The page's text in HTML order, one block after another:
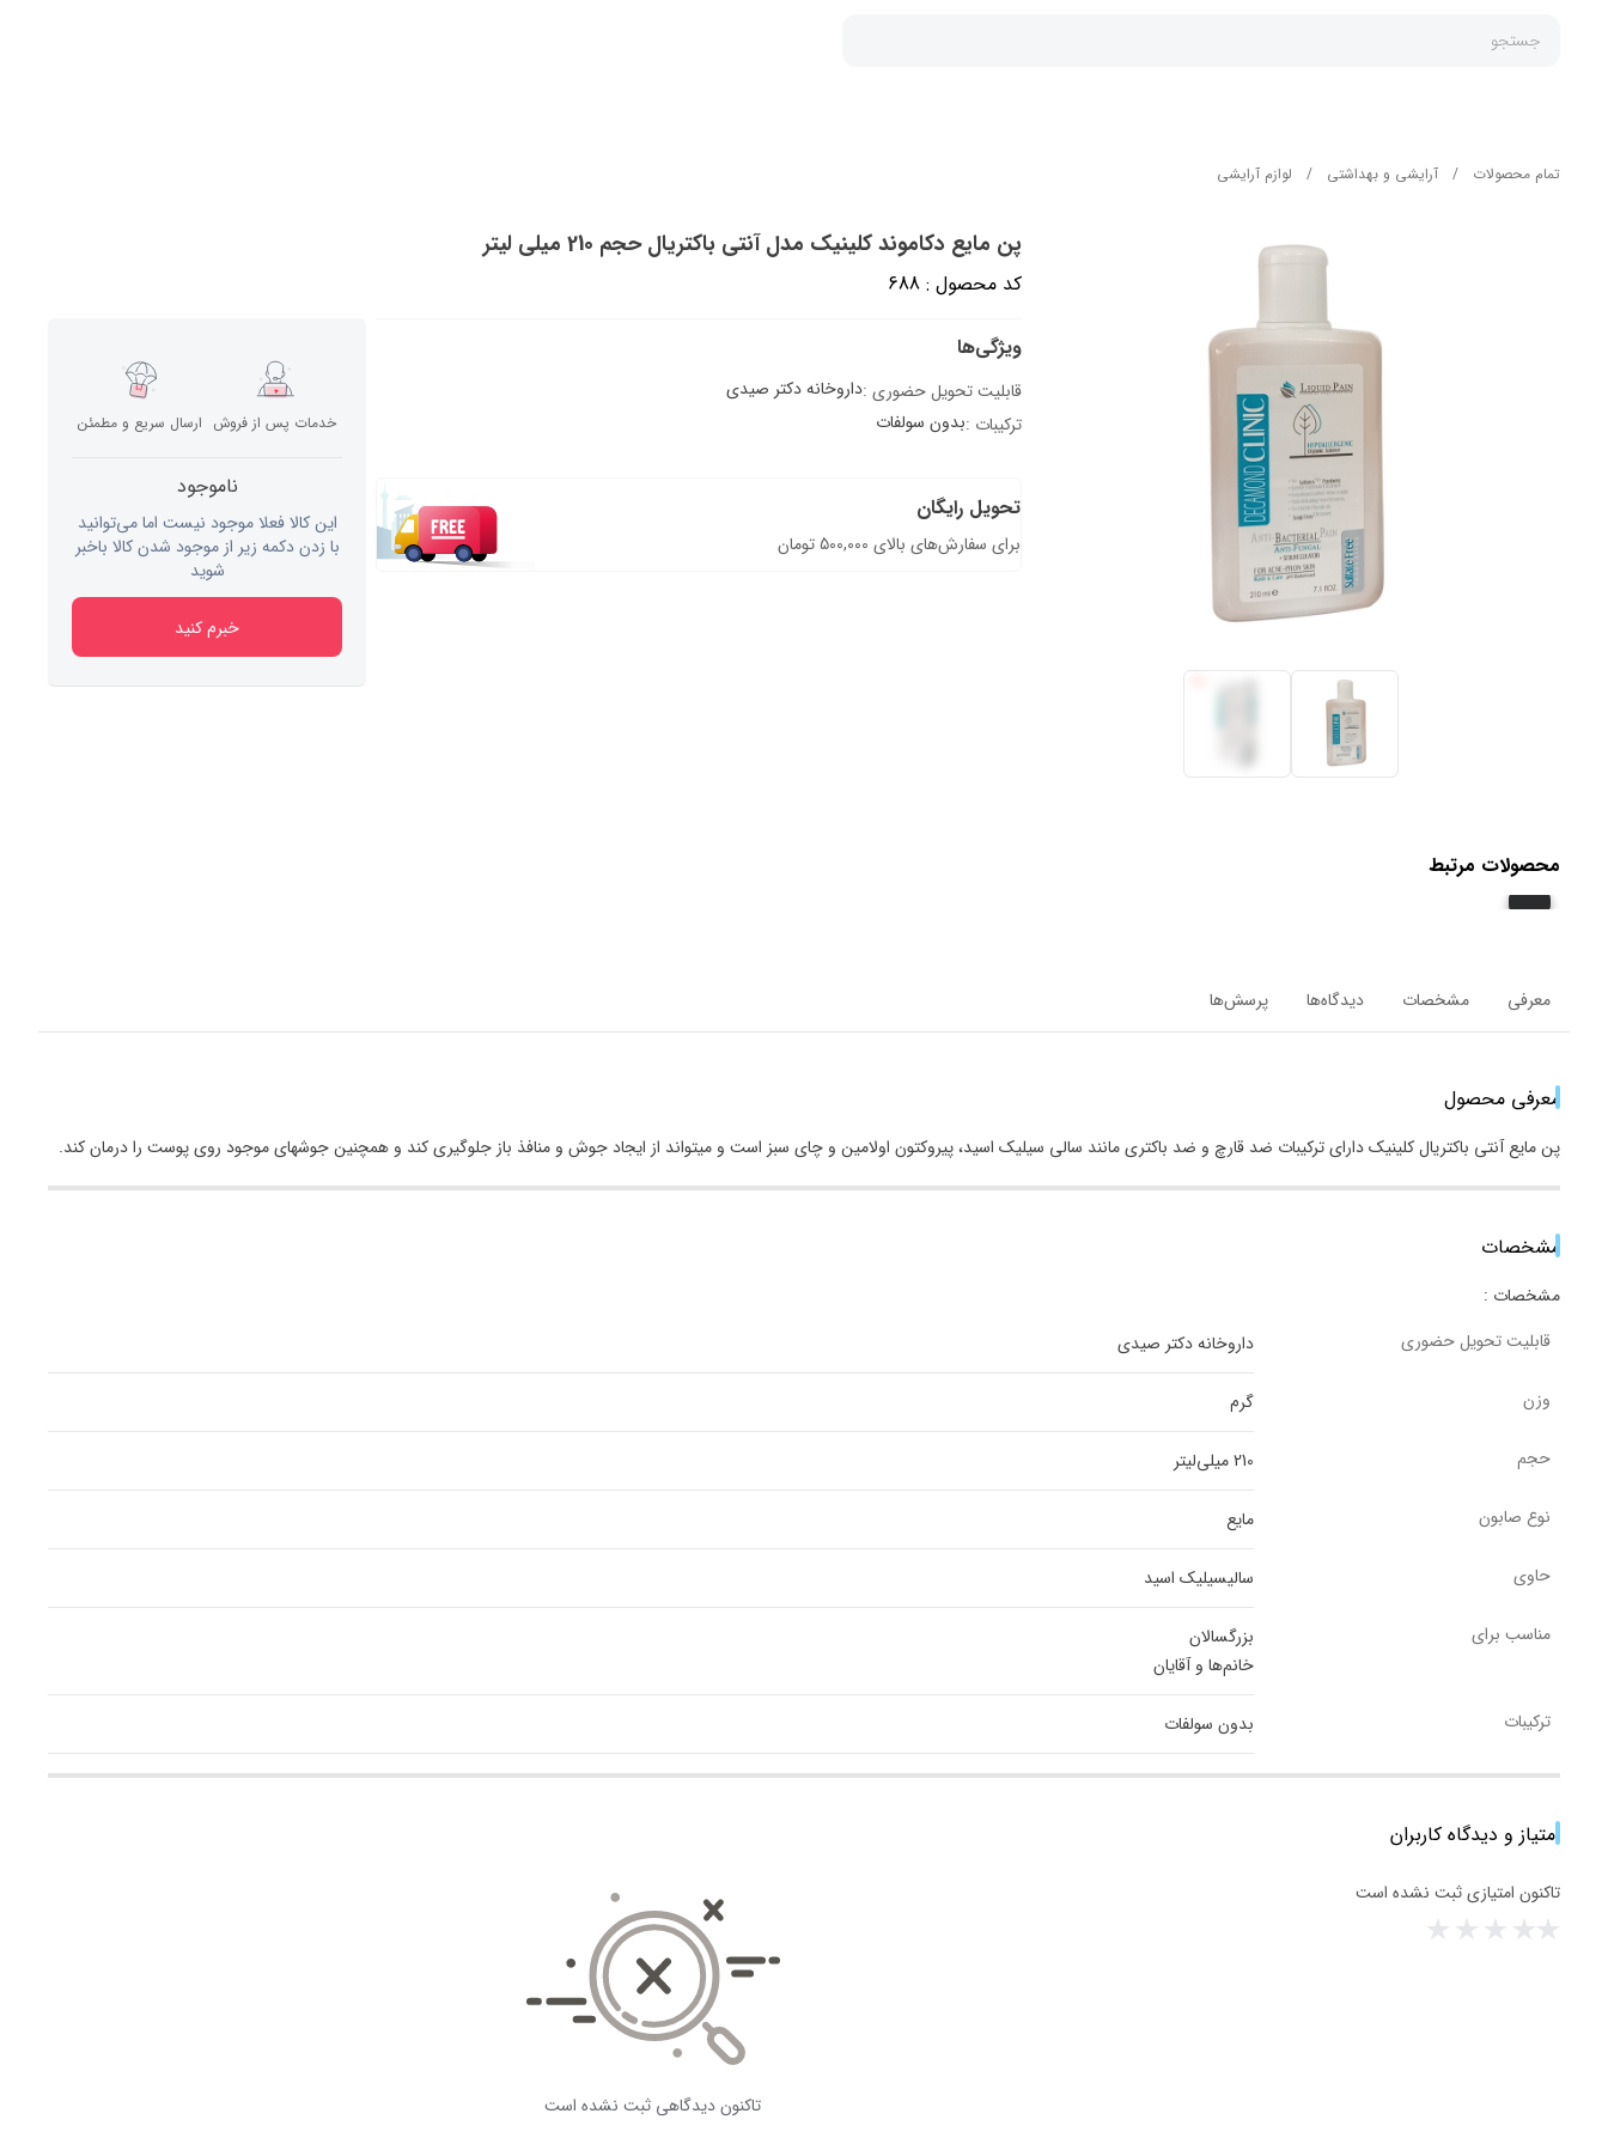
جستجو
تمام محصولات / آرایشی و بهداشتی / لوازم آرایشی
پن مایع دکاموند کلینیک مدل آنتی باکتریال حجم 210 میلی لیتر
کد محصول : 688
ویژگی‌ها
قابلیت تحویل حضوری :داروخانه دکتر صیدی
ترکیبات :بدون سولفات
تحویل رایگان
برای سفارش‌های بالای 500,000 تومان
خدمات پس از فروش ارسال سریع و مطمئن
ناموجود
این کالا فعلا موجود نیست اما می‌توانید
با زدن دکمه زیر از موجود شدن کالا باخبر
شوید
خبرم کنید
محصولات مرتبط
معرفی مشخصات دیدگاه‌ها پرسش‌ها
معرفی محصول
پن مایع آنتی باکتریال کلینیک دارای ترکیبات ضد قارچ و ضد باکتری مانند سالی سیلیک اسید، پیروکتون اولامین و چای سبز است و میتواند از ایجاد جوش و منافذ باز جلوگیری کند و همچنین جوشهای موجود روی پوست را درمان کند.
مشخصات
مشخصات :
قابلیت تحویل حضوری
داروخانه دکتر صیدی
وزن گرم
حجم 210 میلی‌لیتر
نوع صابون مایع
حاوی سالیسیلیک اسید
مناسب برای
بزرگسالان
خانم‌ها و آقایان
ترکیبات بدون سولفات
امتیاز و دیدگاه کاربران
تاکنون امتیازی ثبت نشده است
تاکنون دیدگاهی ثبت نشده است